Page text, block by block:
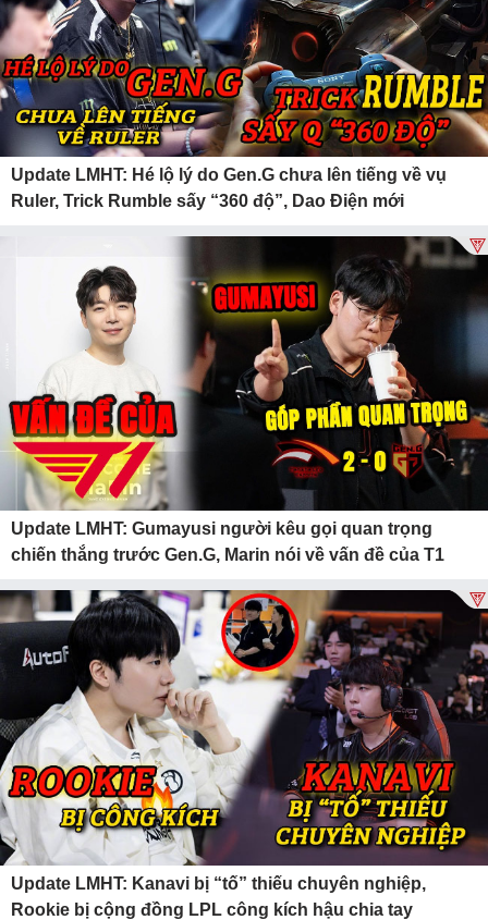
Update LMHT: Hé lộ lý do Gen.G chưa lên tiếng về vụ
Ruler, Trick Rumble sấy “360 độ”, Dao Điện mới
Update LMHT: Gumayusi người kêu gọi quan trọng
chiến thắng trước Gen.G, Marin nói về vấn đề của T1
Update LMHT: Kanavi bị “tố” thiếu chuyên nghiệp,
Rookie bị cộng đồng LPL công kích hậu chia tay